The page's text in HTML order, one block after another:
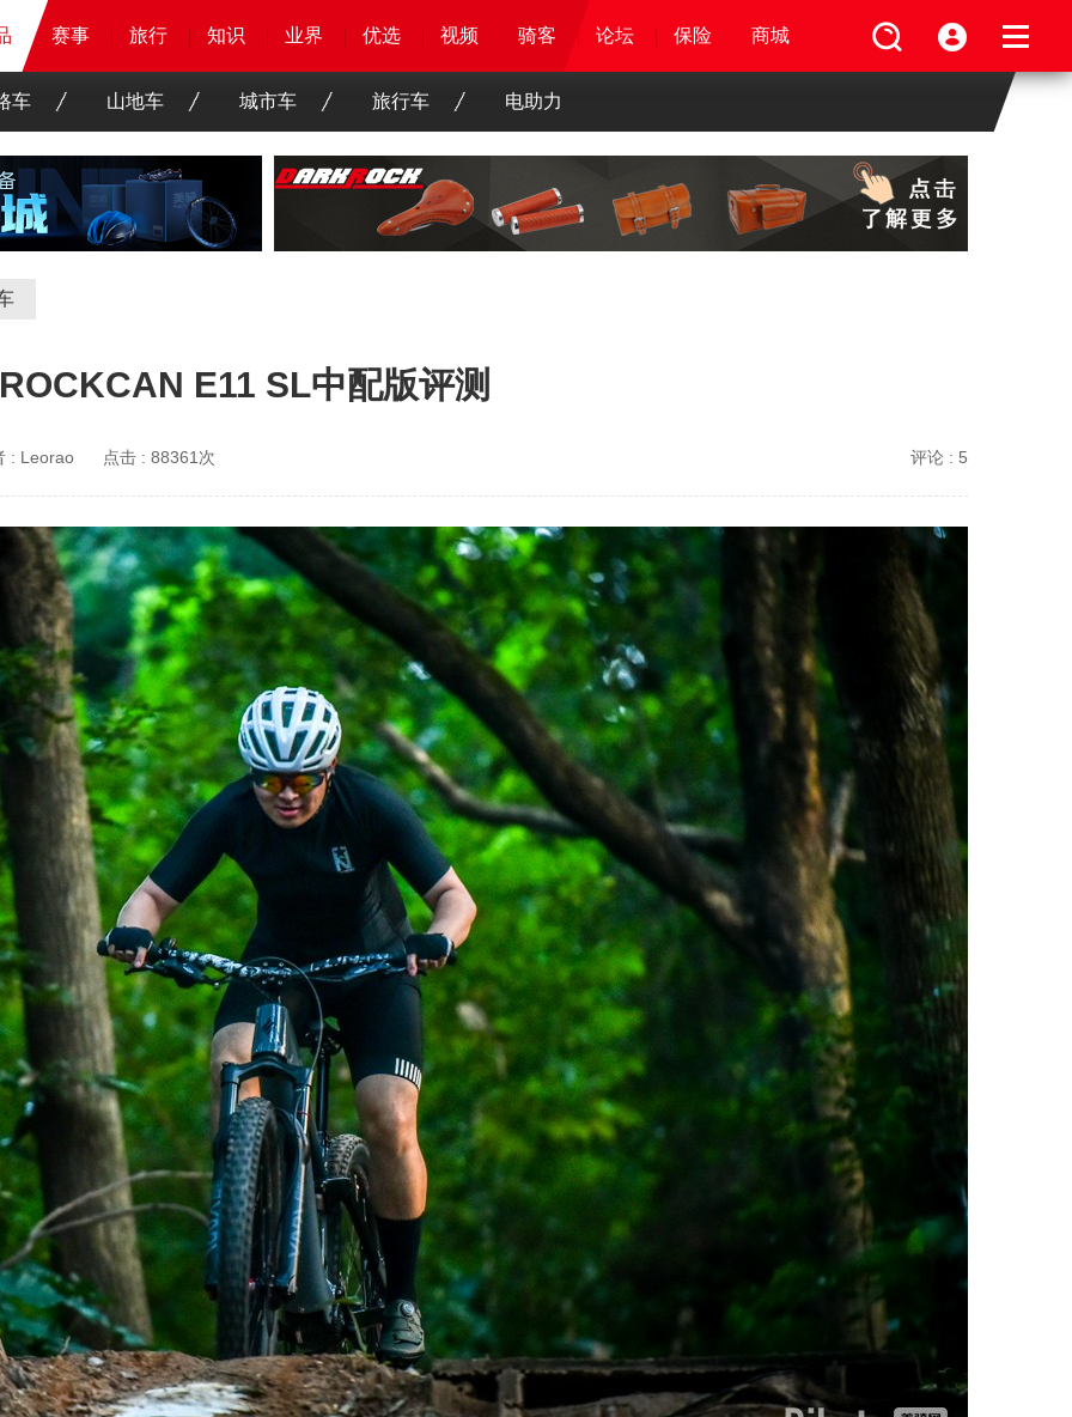
赛事 旅行 知识 业界 优选 骑客 论坛 保险 商城
赛事 旅行 知识 业界 优选 骑客 视频 论坛 保险 商城
赛事 旅行 知识 业界 优选 视频 骑客 论坛 保险 商城
赛事 旅行 知识 业界 优选 视频 骑客 论坛 保险 商城
车 山地车 城市车 旅行车 电助力
E11 SL中配版评测
: Leorao 点击 : 88361次 评论 : 5